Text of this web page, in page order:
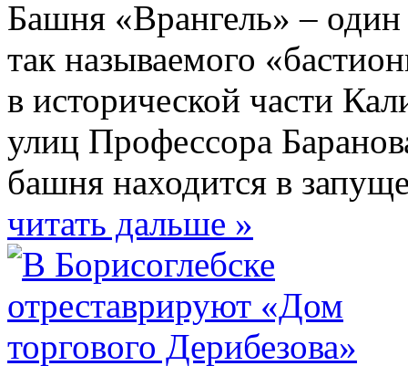
Башня «Врангель» –
так называемого
в исторической части
улиц Профессора
башня находится в
читать дальше »